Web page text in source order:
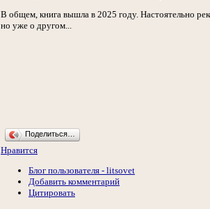
В общем, книга вышла в 2025 году. Настоятельно
но уже о другом...
Поделиться…
Нравится
Блог пользователя - litsovet
Добавить комментарий
Цитировать